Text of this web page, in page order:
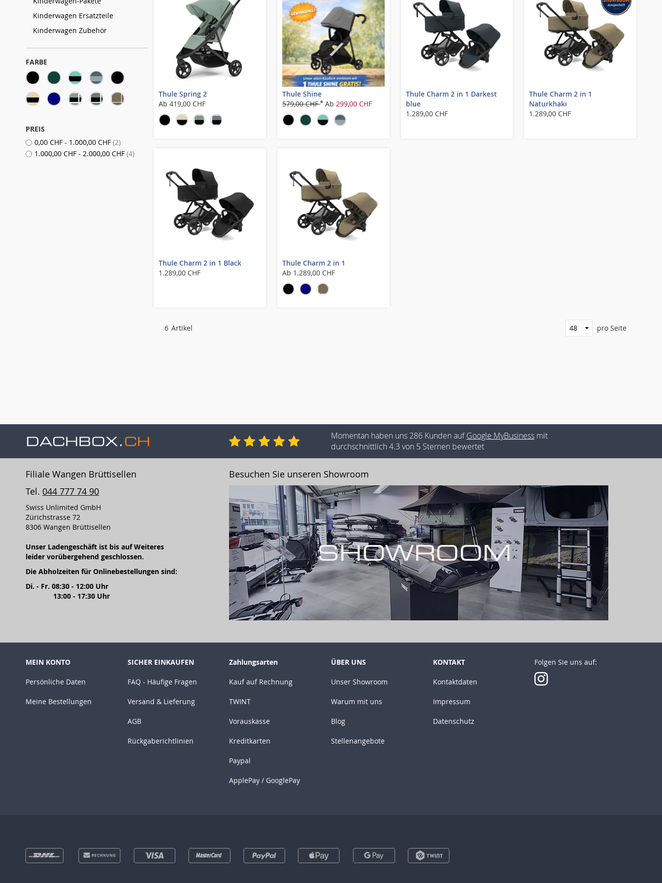
Thule Spring 2
Ab 419,00 CHF
Thule Shine
579,00 CHF
Ab 299,00 CHF
Thule Charm 2 in 1 Darkest
blue
1.289,00 CHF
Thule Charm 2 in 1
Naturkhaki
1.289,00 CHF
Thule Charm 2 in 1 Black
1.289,00 CHF
Thule Charm 2 in 1
Ab 1.289,00 CHF
pro Seite
6 Artikel
Kinderwagen Ersatzteile
Kinderwagen Zubehör
FARBE
PREIS
0,00 CHF - 1.000,00 CHF 2Artikel
1.000,00 CHF - 2.000,00 CHF 4Artikel
Momentan haben uns 286 Kunden aufGoogle MyBusiness mit
durchschnittlich 4.3 von 5 Sternen bewertet
Filiale Wangen Brüttisellen
Tel. 044 777 74 90
Swiss Unlimited GmbH
Zürichstrasse 72
8306 Wangen Brüttisellen
Unser Ladengeschäft ist bis auf Weiteres
leider vorübergehend geschlossen.
Die Abholzeiten für Onlinebestellungen sind:
Di. - Fr. 08:30 - 12:00 Uhr
13:00 - 17:30 Uhr
Besuchen Sie unseren Showroom
MEIN KONTO
Persönliche Daten
Meine Bestellungen
SICHER EINKAUFEN
FAQ - Häufige Fragen
Versand & Lieferung
AGB
Rückgaberichtlinien
Zahlungsarten
Kauf auf Rechnung
TWINT
Vorauskasse
Kreditkarten
Paypal
ApplePay / GooglePay
ÜBER UNS
Unser Showroom
Warum mit uns
Blog
Stellenangebote
KONTAKT
Kontaktdaten
Impressum
Datenschutz
Folgen Sie uns auf: